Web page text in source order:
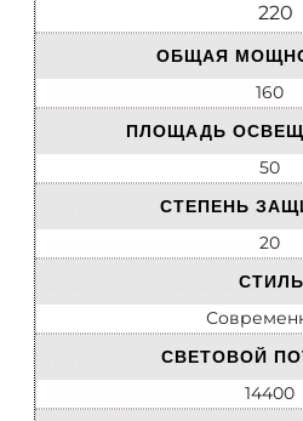
220
ОБЩАЯ
160
ПЛОЩАДЬ
50
СТЕПЕНЬ
20
СТИЛЬ
СВЕТОВОЙ
14400